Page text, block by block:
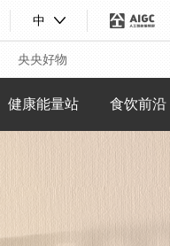
中
央央好物
健康能量站 食饮前沿